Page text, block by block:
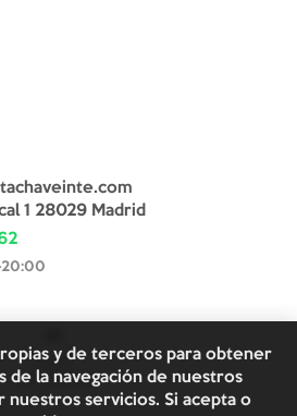
1 28029 Madrid
20:00
y de terceros para obtener
de la navegación de nuestros
nuestros servicios. Si acepta o